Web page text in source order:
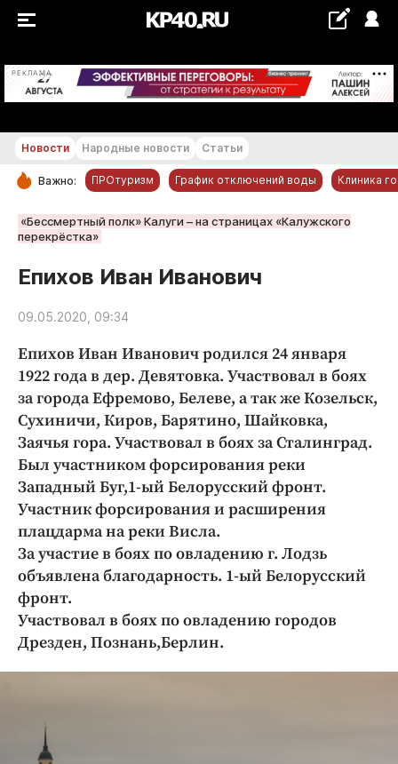
РЕКЛАМА +20...+21 °С
РУБРИКИ
Новости компаний
Народные новости
Авто и транспорт
Благоустройство
Криминал
Культура
Недвижимость и ЖКХ
Образование
Общество
Погода
Праздники
Происшествия
Спорт
Экономика и бизнес
Новости Народные новости Статьи
Важно: ПРОтуризм График отключений воды Клиника
«Бессмертный полк» Калуги – на страницах «Калужского
перекрёстка»
Епихов Иван Иванович
09.05.2020, 09:34
Епихов Иван Иванович родился 24 января
1922 года в дер. Девятовка. Участвовал в боях
за города Ефремово, Белеве, а так же Козельск,
Сухиничи, Киров, Барятино, Шайковка,
Заячья гора. Участвовал в боях за Сталинград.
Был участником форсирования реки
Западный Буг,1-ый Белорусский фронт.
Участник форсирования и расширения
плацдарма на реки Висла.
За участие в боях по овладению г. Лодзь
объявлена благодарность. 1-ый Белорусский
фронт.
Участвовал в боях по овладению городов
Дрезден, Познань,Берлин.